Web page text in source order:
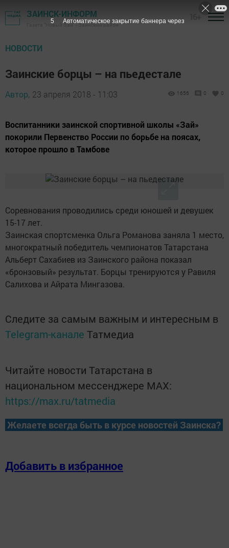
ЗАИНСК-ИНФОРМ
Газета "Новый Зай" - Заинский район
НОВОСТИ
Заинские борцы – на пьедестале
Автор, 23 апреля 2018 - 11:03 1656 0 0
Воспитанники заинской спортивной школы «Зай»
покорили Первенство России по борьбе на поясах,
которое прошло в Тамбове
Соревнования проводились среди юношей и девушек
15-17 лет.
Заинская спортсменка Ольга Романова заняла 1 место,
многократный победитель чемпионатов Татарстана
Альберт Сахабиев из Заинского района показал
«бронзовый» результат. Борцы тренируются у Равиля
Салихова и Айрата Мингазова.
Следите за самым важным и интересным в
Telegram-канале Татмедиа
Читайте новости Татарстана в
национальном мессенджере MАХ:
https://max.ru/tatmedia
Желаете всегда быть в курсе новостей Заинска?
Добавить в избранное
4 Автоматическое закрытие баннера через